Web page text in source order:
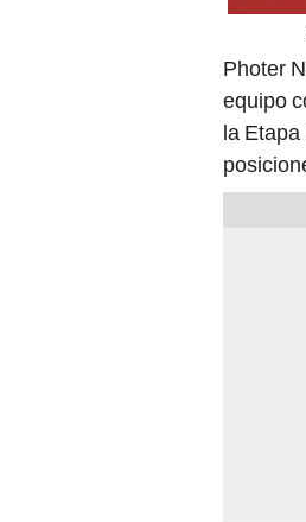
Photer
equipo
la